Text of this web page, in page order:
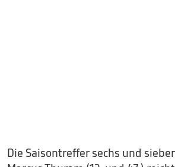
Die Saisontreffer sechs und